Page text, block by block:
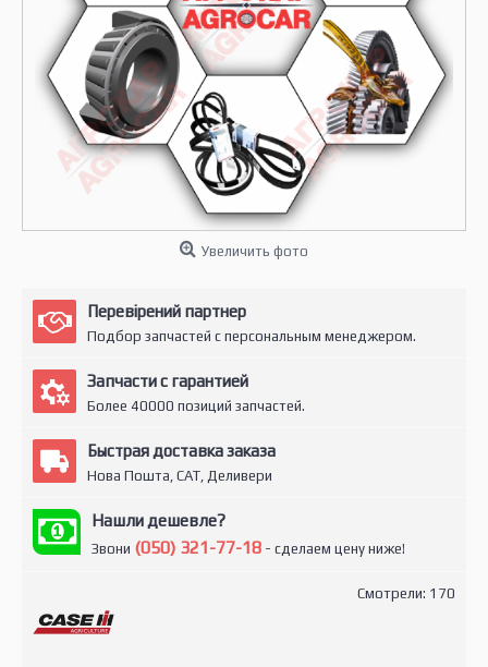
Увеличить фото
Перевірений партнер
Подбор запчастей с персональным менеджером.
Запчасти с гарантией
Более 40000 позиций запчастей.
Быстрая доставка заказа
Нова Пошта, САТ, Деливери
Нашли дешевле?
Звони (050) 321-77-18 - сделаем цену ниже!
Смотрели: 170